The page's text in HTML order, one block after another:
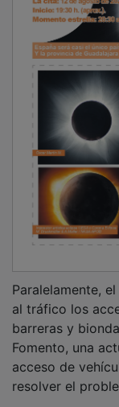
al tráfico los
barreras y
Fomento, una
acceso de
resolver el